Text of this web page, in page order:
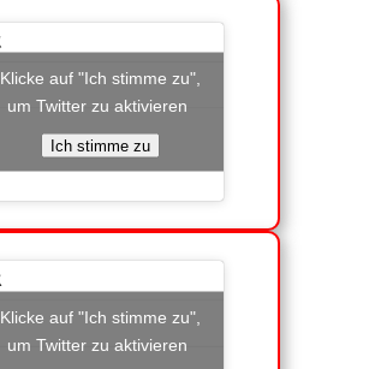
Klicke auf "Ich stimme zu",
um Twitter zu aktivieren
Ich stimme zu
Klicke auf "Ich stimme zu",
um Twitter zu aktivieren